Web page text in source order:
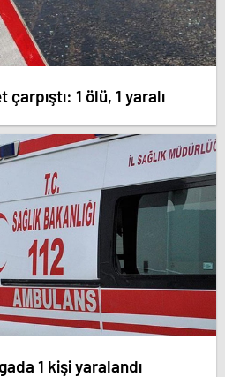
1 ölü, 1 yaralı
1 kişi yaralandı